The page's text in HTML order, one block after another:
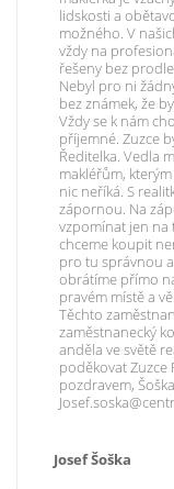
lidskosti a
možného. V
vždy na
řešeny bez
Nebyl pro ni
bez známek, že
Vždy se k nám
příjemné. Zuzce
Ředitelka. Vedla
makléřům,
nic neříká. S
zápornou. Na
vzpomínat jen na
chceme koupit
pro tu správnou
obrátíme přímo
pravém místě a
Těchto
zaměstnanecký
anděla ve světě
poděkovat Zuzce
pozdravem,
Josef Šoška